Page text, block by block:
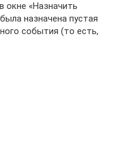
окне «Назначить
назначена пустая
события (то есть,